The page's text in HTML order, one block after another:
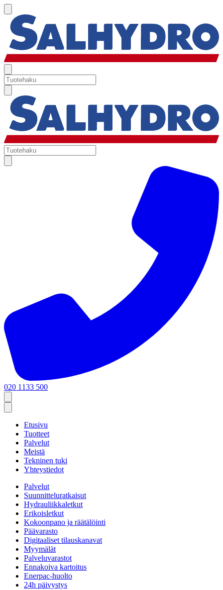
020 1133 500
Etusivu
Tuotteet
Palvelut
Meistä
Tekninen tuki
Yhteystiedot
Palvelut
Suunnitteluratkaisut
Hydrauliikkaletkut
Erikoisletkut
Kokoonpano ja räätälöinti
Päävarasto
Digitaaliset tilauskanavat
Myymälät
Palveluvarastot
Ennakoiva kartoitus
Enerpac-huolto
24h päivystys